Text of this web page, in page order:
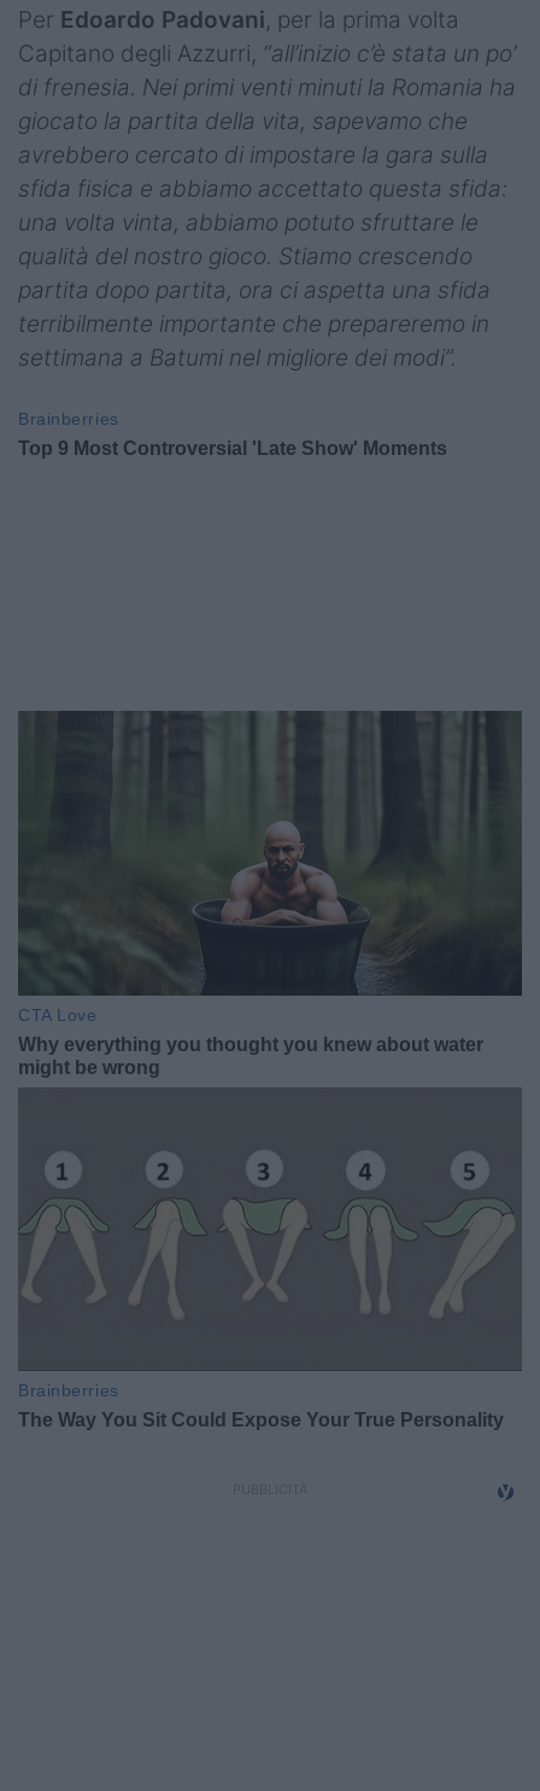
Per Edoardo Padovani, per la prima volta
Capitano degli Azzurri, “all’inizio c’è stata un po’
di frenesia. Nei primi venti minuti la Romania ha
giocato la partita della vita, sapevamo che
avrebbero cercato di impostare la gara sulla
sfida fisica e abbiamo accettato questa sfida:
una volta vinta, abbiamo potuto sfruttare le
qualità del nostro gioco. Stiamo crescendo
partita dopo partita, ora ci aspetta una sfida
terribilmente importante che prepareremo in
settimana a Batumi nel migliore dei modi”.